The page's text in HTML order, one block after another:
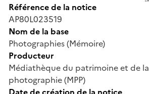
Référence de la notice
AP80L023519
Nom de la base
Photographies (Mémoire)
Producteur
Médiathèque du patrimoine et de la
photographie (MPP)